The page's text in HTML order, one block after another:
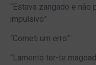
“Estava zangado e
impulsivo”
“Cometi um erro”
“Lamento ter-te